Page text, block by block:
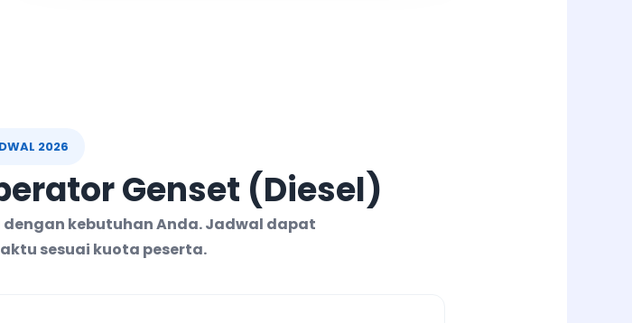
2026
Genset (Diesel)
kebutuhan Anda. Jadwal dapat
sesuai kuota peserta.